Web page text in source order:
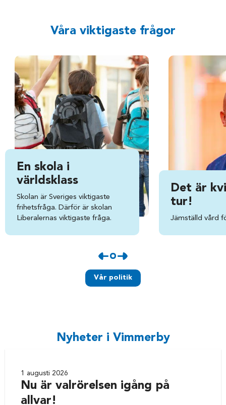
Våra viktigaste frågor
En skola i
världsklass
Skolan är Sveriges viktigaste
frihetsfråga. Därför är skolan
Liberalernas viktigaste fråga.
Det är
tur!
Jämställd vård
Vår politik
Nyheter i Vimmerby
1 augusti 2026
Nu är valrörelsen igång på
allvar!